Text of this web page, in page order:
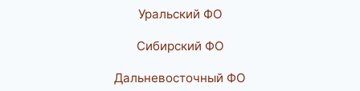
Уральский ФО
Сибирский ФО
Дальневосточный ФО